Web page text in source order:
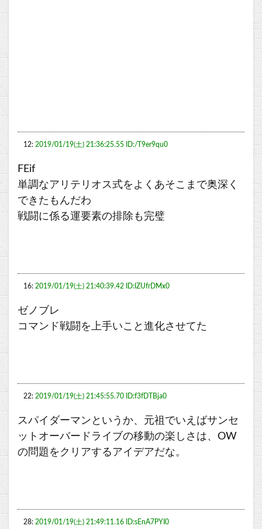
12: 2019/01/19(土) 21:36:25.55 ID:/T9er9qu0
FEif
単調なアリテリオス式をよくあそこまで奥深く
できたもんだわ
戦闘に係る運要素の排除も完璧
16: 2019/01/19(土) 21:40:39.42 ID:IZUfrDMx0
ゼノブレ
コマンド戦闘を上手いこと進化させてた
22: 2019/01/19(土) 21:45:55.70 ID:f3fDTBja0
スパイダーマンというか、元祖でいえばサンセ
ットオーバードライブの移動の楽しさは、OW
の問題をクリアするアイデアだな。
28: 2019/01/19(土) 21:49:11.16 ID:sEnA7PYI0